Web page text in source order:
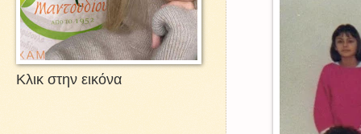
Κλικ στην εικόνα